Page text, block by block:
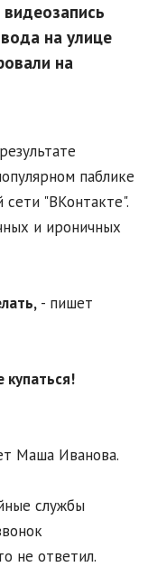
на улице
на
паблике
сети "ВКонтакте".
и ироничных
- пишет
купаться!
Маша Иванова.
службы
не ответил.